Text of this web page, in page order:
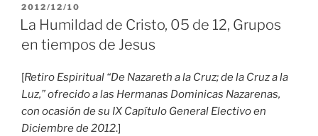
PUBLICADO
EL
2012/12/10
La Humildad de Cristo, 05 de 12, Grupos
en tiempos de Jesus
[Retiro Espiritual “De Nazareth a la Cruz; de la Cruz a la
Luz,” ofrecido a las Hermanas Dominicas Nazarenas,
con ocasión de su IX Capítulo General Electivo en
Diciembre de 2012.]